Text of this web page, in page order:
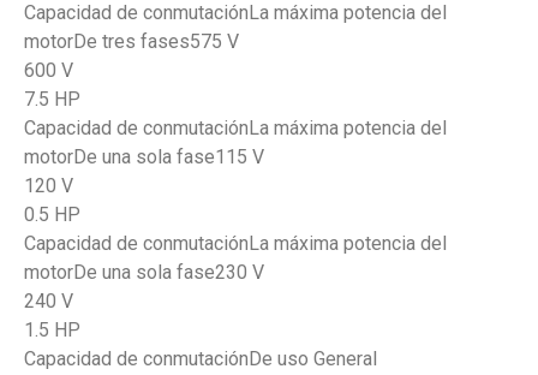
Capacidad de conmutaciónLa máxima potencia del
motorDe tres fases575 V
600 V
7.5 HP
Capacidad de conmutaciónLa máxima potencia del
motorDe una sola fase115 V
120 V
0.5 HP
Capacidad de conmutaciónLa máxima potencia del
motorDe una sola fase230 V
240 V
1.5 HP
Capacidad de conmutaciónDe uso General